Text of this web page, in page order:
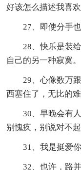
好该怎么描述我喜欢
27、即使分手
28、快乐是装
自己的另一种寂寞。
29、心像数万
西塞住了，无比的难
30、早晚会有
别愧疚，别说对不起
31、我是挺爱
32、也许，路